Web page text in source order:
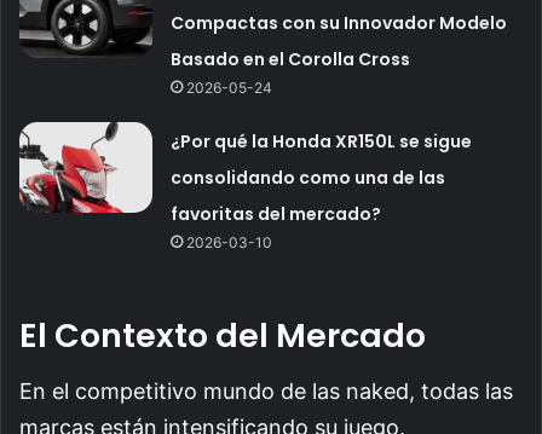
Compactas con su Innovador Modelo
Basado en el Corolla Cross
2026-05-24
¿Por qué la Honda XR150L se sigue
consolidando como una de las
favoritas del mercado?
2026-03-10
El Contexto del Mercado
En el competitivo mundo de las naked, todas las
marcas están intensificando su juego.